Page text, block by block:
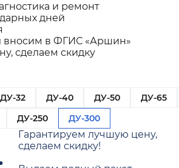
и ремонт
дней
вносим в ФГИС «Аршин»
сделаем скидку
ДУ-32 ДУ-40 ДУ-50 ДУ-65
ДУ-250 ДУ-300
Гарантируем лучшую цену,
сделаем скидку!